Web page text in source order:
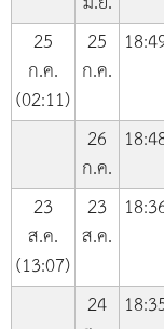
25
ก.ค.
(02:11)
25
ก.ค.
26
ก.ค.
23
ส.ค.
(13:07)
23
ส.ค.
24